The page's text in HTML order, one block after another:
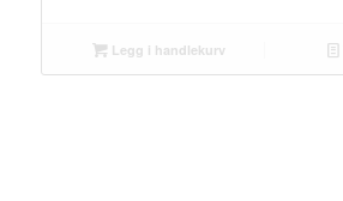
Legg i handlekurv